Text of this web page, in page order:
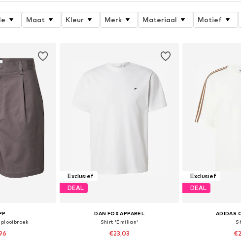
Maat Kleur Merk Materiaal Motief
Exclusief
DEAL
DAN FOX APPAREL
Shirt 'Emilian'
€23,03
Exclusief
DEAL
ADIDAS